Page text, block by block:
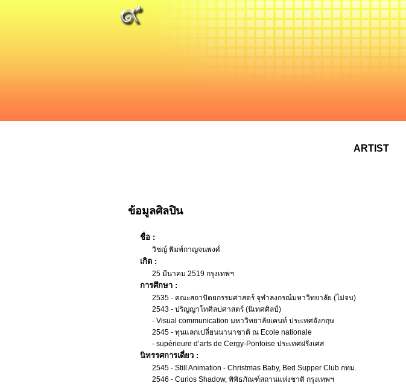
ARTIST
ข้อมูลศิลปิน
ชื่อ :
วิชญ์ พิมพ์กาญจนพงศ์
เกิด :
25 มีนาคม 2519 กรุงเทพฯ
การศึกษา :
2535 - คณะสถาปัตยกรรมศาสตร์ จุฬาลงกรณ์มหาวิทยาลัย (ไม่จบ)
2543 - ปริญญาโทศิลปศาสตร์ (นิเทศศิลป์)
- Visual communication มหาวิทยาลัยเคนท์ ประเทศอังกฤษ
2545 - ทุนแลกเปลี่ยนนานาชาติ ณ Ecole nationale
- supérieure d’arts de Cergy-Pontoise ประเทศฝรั่งเศส
นิทรรศการเดี่ยว :
2545 - Still Animation - Christmas Baby, Bed Supper Club กทม.
2546 - Curios Shadow, พิพิธภัณฑ์สถานแห่งชาติ กรุงเทพฯ